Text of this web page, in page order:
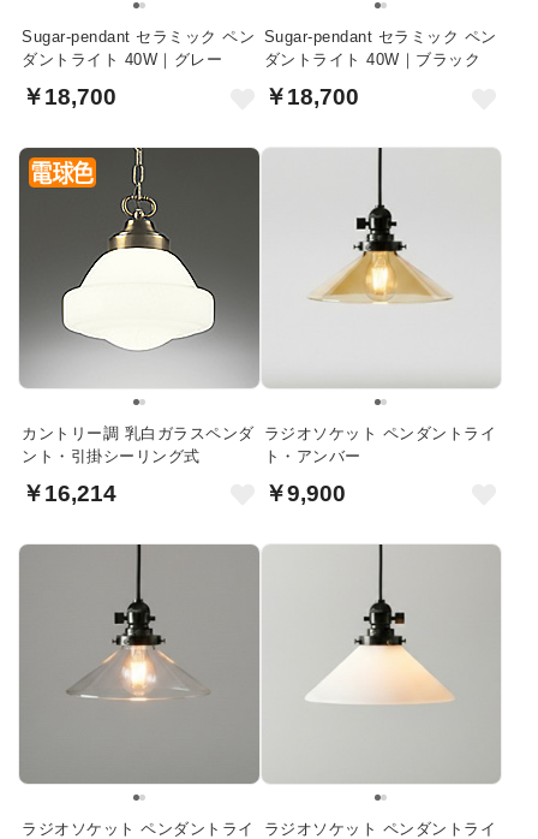
Sugar-pendant セラミック ペン
ダントライト 40W｜グレー
￥18,700
Sugar-pendant セラミック ペン
ダントライト 40W｜ブラック
￥18,700
カントリー調 乳白ガラスペンダ
ント・引掛シーリング式
￥16,214
ラジオソケット ペンダントライ
ト・アンバー
￥9,900
ラジオソケット ペンダントライ
ラジオソケット ペンダントライ